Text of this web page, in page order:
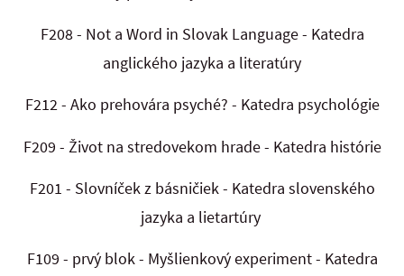
F208 - Not a Word in Slovak Language - Katedra
anglického jazyka a literatúry
F212 - Ako prehovára psyché? - Katedra psychológie
F209 - Život na stredovekom hrade - Katedra histórie
F201 - Slovníček z básničiek - Katedra slovenského
jazyka a lietartúry
F109 - prvý blok - Myšlienkový experiment - Katedra